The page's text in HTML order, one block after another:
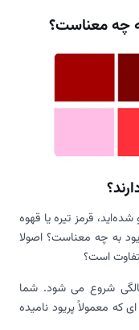
چه معناست؟
قرمز تیره یا قهوه
به چه معناست؟ اصولا
است؟
زنان، پریود بین سنین 12 تا 13 سالگی شروع می شود. شما
در دوره ای که معمولاً پریود نامیده